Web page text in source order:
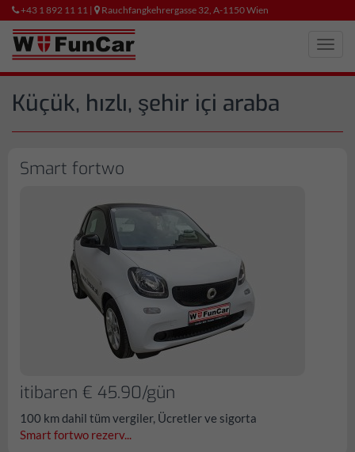
+43 1 892 11 11 | Rauchfangkehrergasse 32, A-1150 Wien
Küçük, hızlı, şehir içi araba
Smart fortwo
itibaren € 45.90/gün
100 km dahil tüm vergiler, Ücretler ve sigorta
Smart fortwo rezerv...